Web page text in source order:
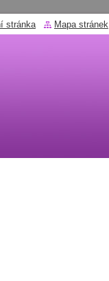
stránka Mapa stránek